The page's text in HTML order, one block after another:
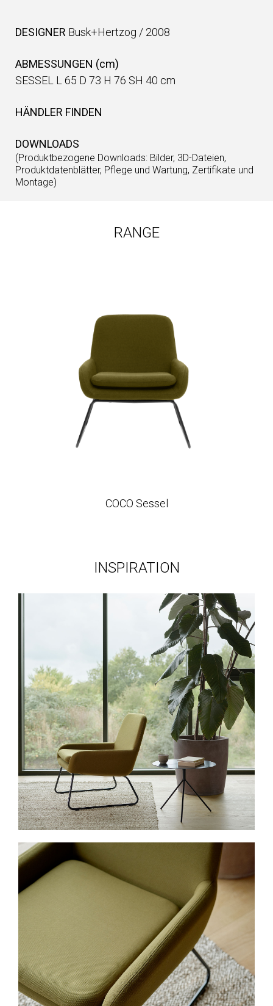
DESIGNER Busk+Hertzog / 2008
ABMESSUNGEN (cm)
SESSEL L 65 D 73 H 76 SH 40 cm
HÄNDLER FINDEN
DOWNLOADS
(Produktbezogene Downloads: Bilder, 3D-Dateien,
Produktdatenblätter, Pflege und Wartung, Zertifikate und
Montage)
RANGE
COCO Sessel
INSPIRATION